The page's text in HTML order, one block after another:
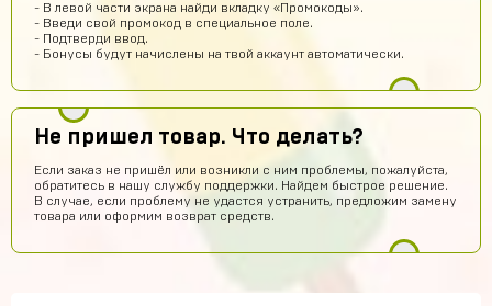
- В левой части экрана найди вкладку «Промокоды».
- Введи свой промокод в специальное поле.
- Подтверди ввод.
- Бонусы будут начислены на твой аккаунт автоматически.
Не пришел товар. Что делать?
Если заказ не пришёл или возникли с ним проблемы, пожалуйста,
обратитесь в нашу службу поддержки. Найдем быстрое решение.
В случае, если проблему не удастся устранить, предложим замену
товара или оформим возврат средств.
Иван Горобинский
Куда пришел? На почту?
ГК
10 часов назад
Я хз насчёт сайта. Куплю аккаунт и напишу ещё раз
DA куплю
Алексей Санкин